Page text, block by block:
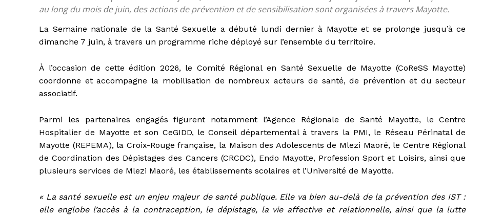
au long du mois de juin, des actions de prévention et de sensibilisation sont organisées à travers Mayotte.
La Semaine nationale de la Santé Sexuelle a débuté lundi dernier à Mayotte et se prolonge jusqu’à ce
dimanche 7 juin, à travers un programme riche déployé sur l’ensemble du territoire.
À l’occasion de cette édition 2026, le Comité Régional en Santé Sexuelle de Mayotte (CoReSS Mayotte)
coordonne et accompagne la mobilisation de nombreux acteurs de santé, de prévention et du secteur
associatif.
Parmi les partenaires engagés figurent notamment l’Agence Régionale de Santé Mayotte, le Centre
Hospitalier de Mayotte et son CeGIDD, le Conseil départemental à travers la PMI, le Réseau Périnatal de
Mayotte (REPEMA), la Croix-Rouge française, la Maison des Adolescents de Mlezi Maoré, le Centre Régional
de Coordination des Dépistages des Cancers (CRCDC), Endo Mayotte, Profession Sport et Loisirs, ainsi que
plusieurs services de Mlezi Maoré, les établissements scolaires et l’Université de Mayotte.
« La santé sexuelle est un enjeu majeur de santé publique. Elle va bien au-delà de la prévention des IST :
elle englobe l’accès à la contraception, le dépistage, la vie affective et relationnelle, ainsi que la lutte